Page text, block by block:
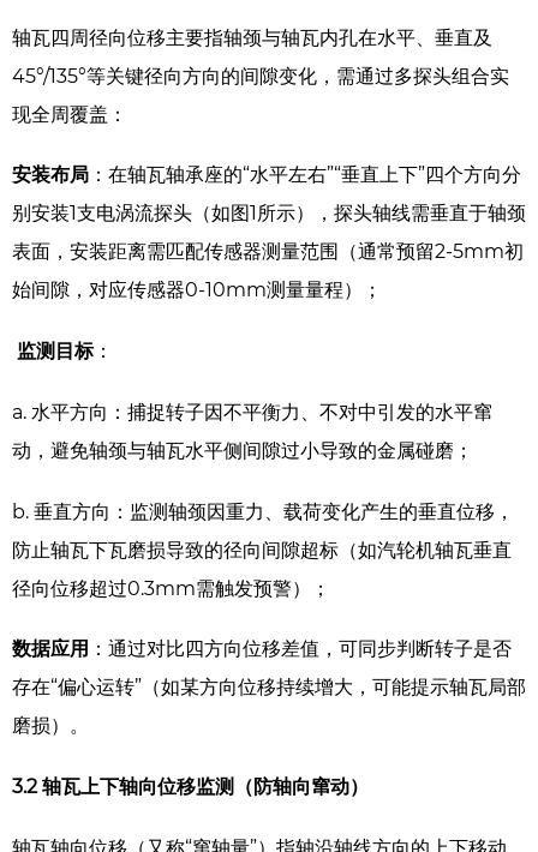
轴瓦四周径向位移主要指轴颈与轴瓦内孔在水平、垂直及
45°/135°等关键径向方向的间隙变化，需通过多探头组合实
现全周覆盖：
安装布局 ：在轴瓦轴承座的“水平左右”“垂直上下”四个方向分
别安装1支电涡流探头（如图1所示），探头轴线需垂直于轴颈
表面，安装距离需匹配传感器测量范围（通常预留2-5mm初
始间隙，对应传感器0-10mm测量量程）；
监测目标：
a. 水平方向：捕捉转子因不平衡力、不对中引发的水平窜
动，避免轴颈与轴瓦水平侧间隙过小导致的金属碰磨；
b. 垂直方向：监测轴颈因重力、载荷变化产生的垂直位移，
防止轴瓦下瓦磨损导致的径向间隙超标（如汽轮机轴瓦垂直
径向位移超过0.3mm需触发预警）；
数据应用 ：通过对比四方向位移差值，可同步判断转子是否
存在“偏心运转”（如某方向位移持续增大，可能提示轴瓦局部
磨损）。
3.2轴瓦上下轴向位移监测（防轴向窜动）